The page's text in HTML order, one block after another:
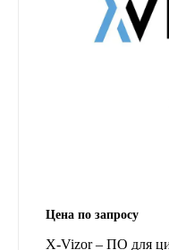
Цена по запросу
X-Vizor – ПО для